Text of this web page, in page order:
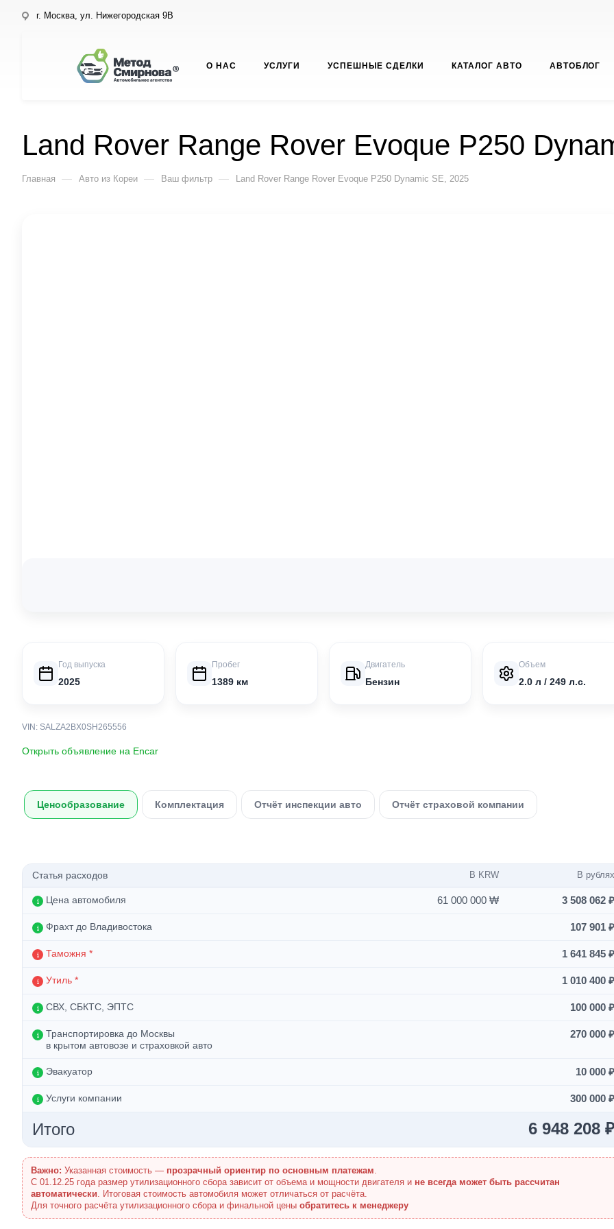
г. Москва, ул. Нижегородская 9В
О НАС УСЛУГИ УСПЕШНЫЕ СДЕЛКИ КАТАЛОГ АВТО АВТОБЛОГ
Land Rover Range Rover Evoque P250
Главная — Авто из Кореи — Ваш фильтр — Land Rover Range Rover Evoque P250 Dynamic SE, 2025
Год выпуска
2025
Пробег
1389 км
Двигатель
Бензин
Объем
2.0 л / 249 л.с.
VIN: SALZA2BX0SH265556
Открыть объявление на Encar
Ценообразование Комплектация Отчёт инспекции авто Отчёт страховой компании
Статья расходов В KRW В рублях
Цена автомобиля 61 000 000 ₩ 3 508 062 ₽
Фрахт до Владивостока 107 901 ₽
Таможня * 1 641 845 ₽
Утиль * 1 010 400 ₽
СВХ, СБКТС, ЭПТС 100 000 ₽
Транспортировка до Москвы
в крытом автовозе и страховкой авто
270 000 ₽
Эвакуатор 10 000 ₽
Услуги компании 300 000 ₽
Итого 6 948 208 ₽
Важно: Указанная стоимость — прозрачный ориентир по основным платежам.
С 01.12.25 года размер утилизационного сбора зависит от объема и мощности двигателя и не всегда может быть рассчитан
автоматически. Итоговая стоимость автомобиля может отличаться от расчёта.
Для точного расчёта утилизационного сбора и финальной цены обратитесь к менеджеру